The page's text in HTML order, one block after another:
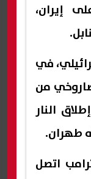
إيران،
في
من
النار
طهران.
اتصل